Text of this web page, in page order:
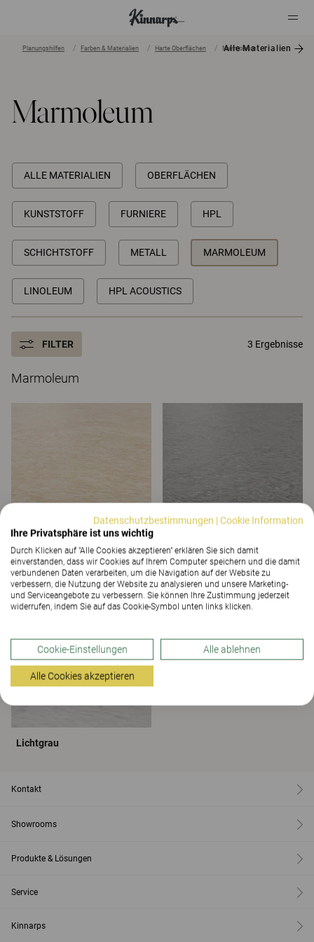
Planungshilfen Farben & Materialien Harte Oberflächen Marmoleum
Alle Materialien
Marmoleum
ALLE MATERIALIEN OBERFLÄCHEN
KUNSTSTOFF FURNIERE HPL
SCHICHTSTOFF METALL MARMOLEUM
LINOLEUM HPL ACOUSTICS
FILTER 3 Ergebnisse
Marmoleum
Beige Dunkelgrau
Lichtgrau
Kontakt
Showrooms
Produkte & Lösungen
Service
Kinnarps
Datenschutzbestimmungen |Cookie Information
Ihre Privatsphäre ist uns wichtig
Durch Klicken auf "Alle Cookies akzeptieren" erklären Sie sich damit
einverstanden, dass wir Cookies auf Ihrem Computer speichern und die damit
verbundenen Daten verarbeiten, um die Navigation auf der Website zu
verbessern, die Nutzung der Website zu analysieren und unsere Marketing-
und Serviceangebote zu verbessern. Sie können Ihre Zustimmung jederzeit
widerrufen, indem Sie auf das Cookie-Symbol unten links klicken.
Cookie-Einstellungen Alle ablehnen
Alle Cookies akzeptieren